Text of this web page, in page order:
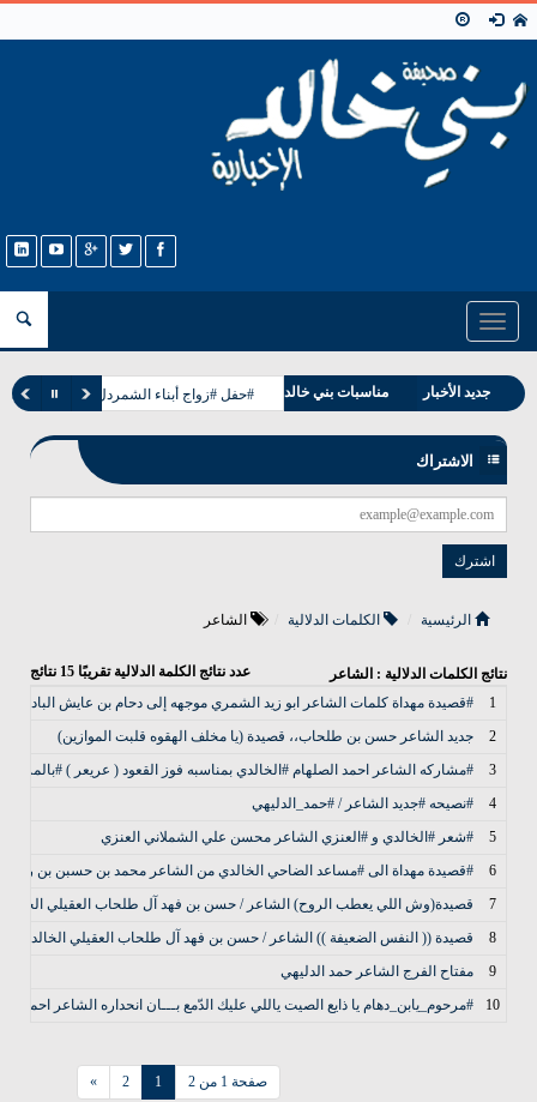
Toggle
navigation
جديد الأخبار مناسبات بني خالد #حفل #زواج أبناء الشمردل من بني خالد
الاشتراك
الرئيسية الكلمات الدلالية الشاعر
نتائج الكلمات الدلالية : الشاعر عدد نتائج الكلمة الدلالية تقريبًا 15 نتائج
1
#قصيدة مهداة كلمات الشاعر ابو زيد الشمري موجهه إلى دحام بن عايش البادي
2
جديد الشاعر حسن بن طلحاب،، قصيدة (يا مخلف الهقوه قلبت الموازين)
3
#مشاركه الشاعر احمد الصلهام #الخالدي بمناسبه فوز القعود ( عريعر ) #بالمركز
4
#نصيحه #جديد الشاعر / #حمد_الدليهي
5
#شعر #الخالدي و #العنزي الشاعر محسن علي الشملاني العنزي
6
#قصيدة مهداة الى #مساعد الضاحي الخالدي من الشاعر محمد بن حسبن بن رفده
7
قصيدة(وش اللي يعطب الروح) الشاعر / حسن بن فهد آل طلحاب العقيلي
8
قصيدة (( النفس الضعيفة )) الشاعر / حسن بن فهد آل طلحاب العقيلي الخالدي
9
مفتاح الفرج الشاعر حمد الدليهي
10
#مرحوم_يابن_دهام يا ذايع الصيت ياللي عليك الدّمع بـــان انحداره الشاعر احمد
صفحة 1 من 2 1
2
»